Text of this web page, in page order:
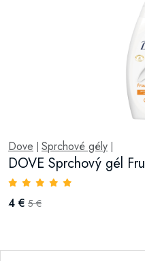
Dove | Sprchové gély |
DOVE Sprchový gél
4 € 5 €